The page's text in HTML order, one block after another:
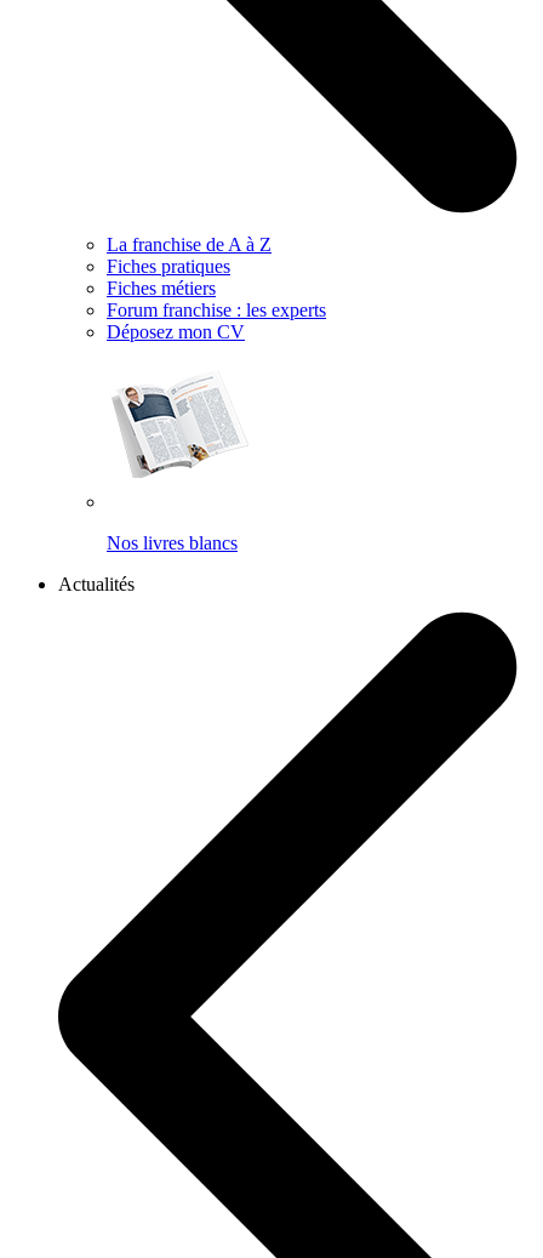
La franchise de A à Z
Fiches pratiques
Fiches métiers
Forum franchise : les experts
Déposez mon CV
Nos livres blancs
Actualités